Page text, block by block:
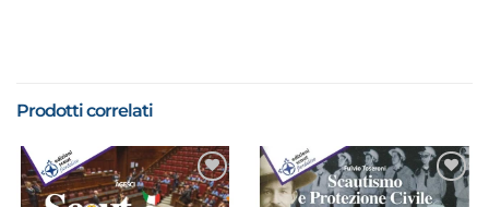
Prodotti correlati